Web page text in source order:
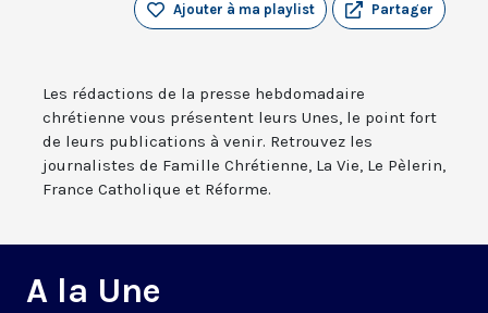
Partager
Ajouter à ma playlist
Les rédactions de la presse hebdomadaire
chrétienne vous présentent leurs Unes, le point fort
de leurs publications à venir. Retrouvez les
journalistes de Famille Chrétienne, La Vie, Le Pèlerin,
France Catholique et Réforme.
A la Une